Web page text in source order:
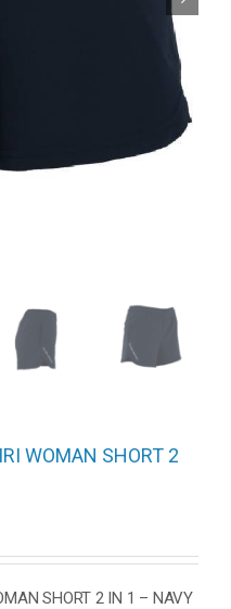
WOMAN SHORT 2
SHORT 2 IN 1 – NAVY